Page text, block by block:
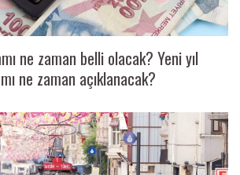
ne zaman belli olacak? Yeni yıl
ne zaman açıklanacak?